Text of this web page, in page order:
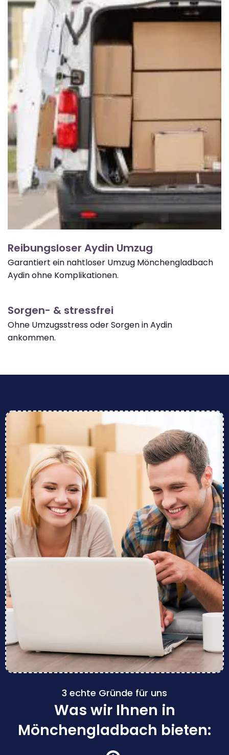
Reibungsloser Aydin Umzug
Garantiert ein nahtloser Umzug Mönchengladbach
Aydin ohne Komplikationen.
Sorgen- & stressfrei
Ohne Umzugsstress oder Sorgen in Aydin
ankommen.
3 echte Gründe für uns
Was wir Ihnen in
Mönchengladbach bieten: